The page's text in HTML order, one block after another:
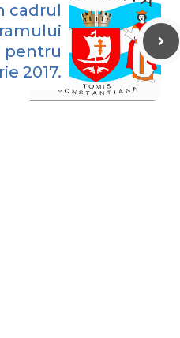
cadrul
pentru
2017.